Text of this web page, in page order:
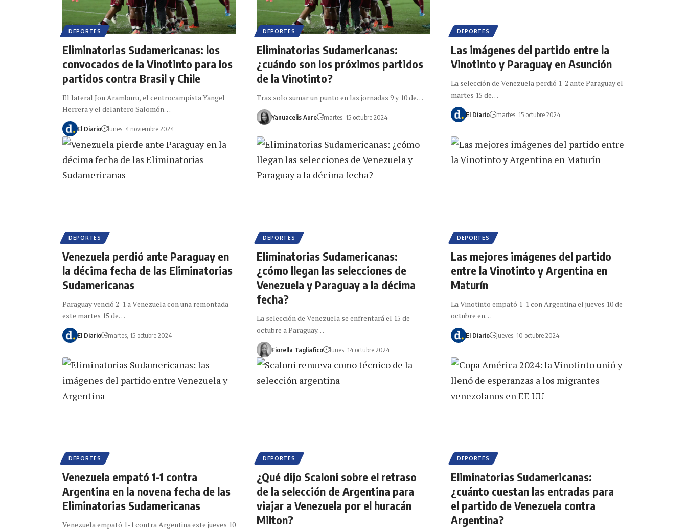
DEPORTES
Eliminatorias Sudamericanas: los
convocados de la Vinotinto para los
partidos contra Brasil y Chile
El lateral Jon Aramburu, el centrocampista Yangel
Herrera y el delantero Salomón…
El Diario lunes, 4 noviembre 2024
DEPORTES
Eliminatorias Sudamericanas:
¿cuándo son los próximos partidos
de la Vinotinto?
Tras solo sumar un punto en las jornadas 9 y 10 de…
Yanuacelis Aure martes, 15 octubre 2024
DEPORTES
Las imágenes del partido entre la
Vinotinto y Paraguay en Asunción
La selección de Venezuela perdió 1-2 ante Paraguay el
martes 15 de…
El Diario martes, 15 octubre 2024
DEPORTES
Venezuela perdió ante Paraguay en
la décima fecha de las Eliminatorias
Sudamericanas
Paraguay venció 2-1 a Venezuela con una remontada
este martes 15 de…
El Diario martes, 15 octubre 2024
DEPORTES
Eliminatorias Sudamericanas:
¿cómo llegan las selecciones de
Venezuela y Paraguay a la décima
fecha?
La selección de Venezuela se enfrentará el 15 de
octubre a Paraguay…
Fiorella Tagliafico lunes, 14 octubre 2024
DEPORTES
Las mejores imágenes del partido
entre la Vinotinto y Argentina en
Maturín
La Vinotinto empató 1-1 con Argentina el jueves 10 de
octubre en…
El Diario jueves, 10 octubre 2024
DEPORTES
Venezuela empató 1-1 contra
Argentina en la novena fecha de las
Eliminatorias Sudamericanas
Venezuela empató 1-1 contra Argentina este jueves 10
DEPORTES
¿Qué dijo Scaloni sobre el retraso
de la selección de Argentina para
viajar a Venezuela por el huracán
Milton?
DEPORTES
Eliminatorias Sudamericanas:
¿cuánto cuestan las entradas para
el partido de Venezuela contra
Argentina?